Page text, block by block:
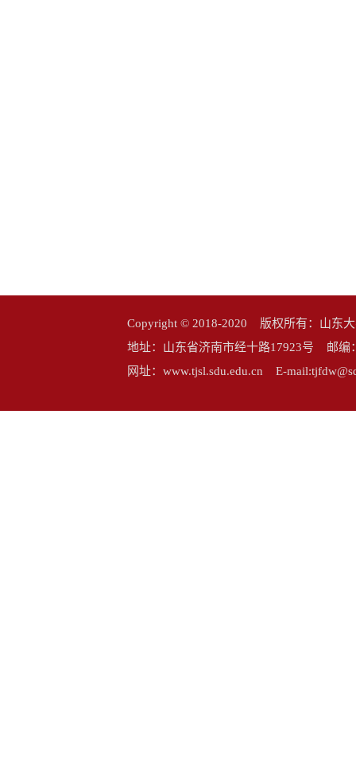
Copyright © 2018-2020 版权所有：山东
地址：山东省济南市经十路17923号 邮
网址：www.tjsl.sdu.edu.cn E-